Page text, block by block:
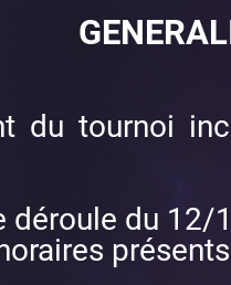
du tournoi
déroule du